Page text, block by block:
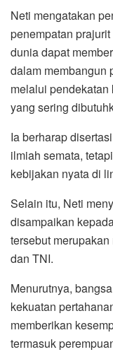
Neti mengatakan
penempatan
dunia dapat
dalam membangun
melalui
yang sering
Ia berharap
ilmiah semata,
kebijakan nyata di
Selain itu, Neti
disampaikan
tersebut
dan TNI.
Menurutnya,
kekuatan
memberikan
termasuk